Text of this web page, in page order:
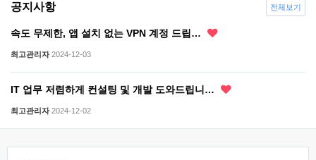
공지사항
속도 무제한, 앱 설치 없는 VPN 계정 드립…
최고관리자 2024-12-03
IT 업무 저렴하게 컨설팅 및 개발 도와드립니…
최고관리자 2024-12-02
전체보기